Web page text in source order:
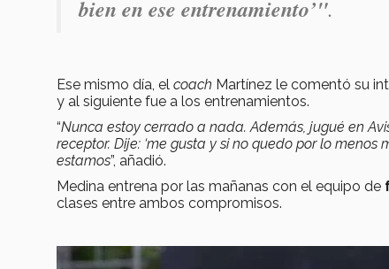
bien en ese entrenamiento’".
Ese mismo día, el coach Martínez le comentó su
y al siguiente fue a los entrenamientos.
“Nunca estoy cerrado a nada. Además, jugué en
receptor. Dije: ‘me gusta y si no quedo por lo
estamos”, añadió.
Medina entrena por las mañanas con el equipo de
clases entre ambos compromisos.